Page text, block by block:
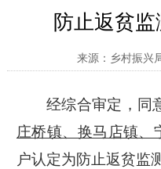
防止返贫
来源：乡村振兴
经综合审定，同
庄桥镇、换马店镇、
户认定为防止返贫监